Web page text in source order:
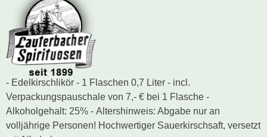
- Edelkirschlikör - 1 Flaschen 0,7 Liter - incl.
Verpackungspauschale von 7,- € bei 1 Flasche -
Alkoholgehalt: 25% - Altershinweis: Abgabe nur an
volljährige Personen! Hochwertiger Sauerkirschsaft, versetzt